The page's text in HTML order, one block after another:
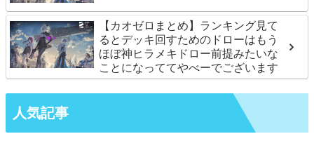
【カオゼロまとめ】ランキング見て
るとデッキ回すためのドローはもう
ほぼ神ヒラメキドロー前提みたいな
ことになっててやべーでございます
人気記事